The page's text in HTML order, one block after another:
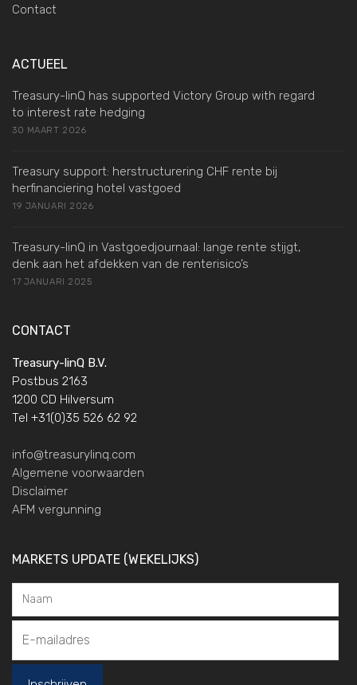
Contact
ACTUEEL
Treasury-linQ has supported Victory Group with regard
to interest rate hedging
30 MAART 2026
Treasury support: herstructurering CHF rente bij
herfinanciering hotel vastgoed
19 JANUARI 2026
Treasury-linQ in Vastgoedjournaal: lange rente stijgt,
denk aan het afdekken van de renterisico’s
17 JANUARI 2025
CONTACT
Treasury-linQ B.V.
Postbus 2163
1200 CD Hilversum
Tel +31(0)35 526 62 92
info@treasurylinq.com
Algemene voorwaarden
Disclaimer
AFM vergunning
MARKETS UPDATE (WEKELIJKS)